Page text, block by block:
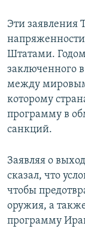
Эти заявления
Штатами.
заключенного
между
которому
программу в
санкций.
Заявляя о
сказал, что
чтобы
оружия, а
программу